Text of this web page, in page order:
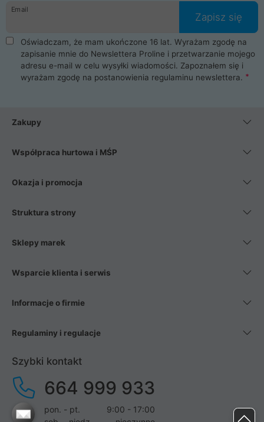
Email
Zapisz się
Oświadczam, że mam ukończone 16 lat. Wyrażam zgodę na
zapisanie mnie do Newslettera Proline i przetwarzanie mojego
adresu e-mail w celu wysyłki wiadomości. Zapoznałem się i
wyrażam zgodę na postanowienia regulaminu newslettera.
Zakupy
Współpraca hurtowa i MŚP
Okazja i promocja
Struktura strony
Sklepy marek
Wsparcie klienta i serwis
Informacje o firmie
Regulaminy i regulacje
Szybki kontakt
664 999 933
pon. - pt.
9:00 - 17:00